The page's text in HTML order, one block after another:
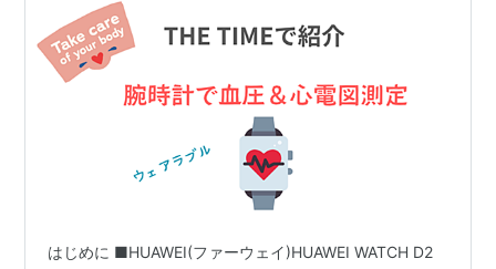
はじめに ■HUAWEI(ファーウェイ)HUAWEI WATCH D2